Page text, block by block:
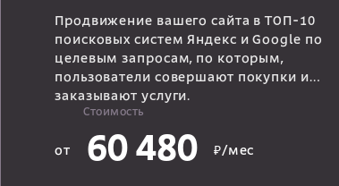
Продвижение вашего сайта в ТОП-10
поисковых систем Яндекс и Google по
целевым запросам, по которым,
пользователи совершают покупки и
заказывают услуги.
Стоимость
от 60 480 ₽/мес